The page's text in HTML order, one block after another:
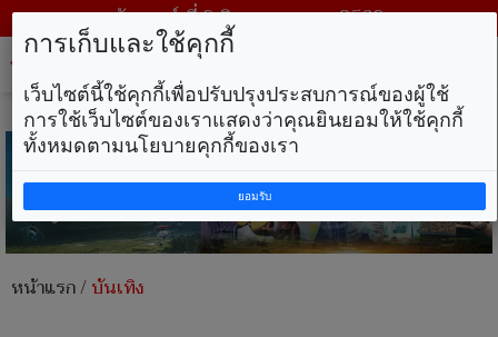
วันเสาร์ ที่ 8 สิงหาคม พ.ศ. 2569
หน้าแรก/บันเทิง
การเก็บและใช้คุกกี้
เว็บไซต์นี้ใช้คุกกี้เพื่อปรับปรุงประสบการณ์ของผู้ใช้
การใช้เว็บไซต์ของเราแสดงว่าคุณยินยอมให้ใช้คุกกี้
ทั้งหมดตามนโยบายคุกกี้ของเรา
ยอมรับ